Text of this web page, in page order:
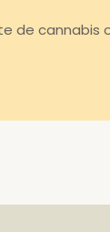
de cannabis